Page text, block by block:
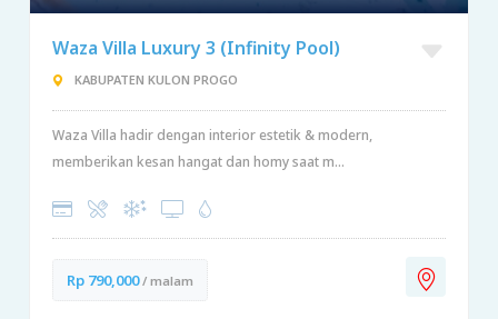
Waza Villa Luxury 3 (Infinity Pool)
KABUPATEN KULON PROGO
Waza Villa hadir dengan interior estetik & modern,
memberikan kesan hangat dan homy saat m...
Rp 790,000/ malam